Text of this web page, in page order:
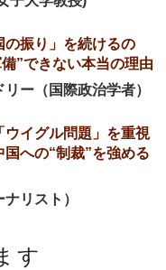
の振り」を続けるの
”できない本当の理由
ー（国際政治学者）
ウイグル問題」を重視
への“制裁”を強める
リスト）
す